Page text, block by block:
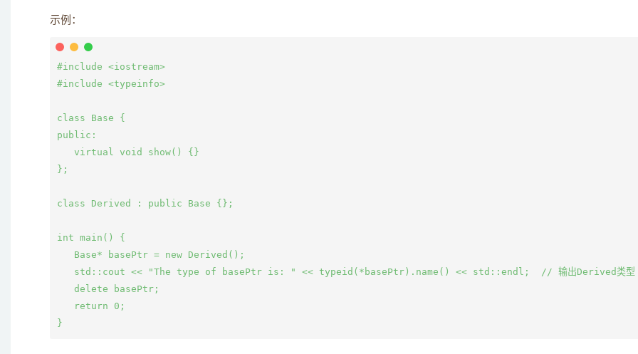
示例：
#include <iostream>
#include <typeinfo>
class Base {
public:
   virtual void show() {}
};
class Derived : public Base {};
int main() {
   Base* basePtr = new Derived();
   std::cout << "The type of basePtr is: " << typeid(*basePtr).name() << std::endl;  // 输出Derived类型
   delete basePtr;
   return 0;